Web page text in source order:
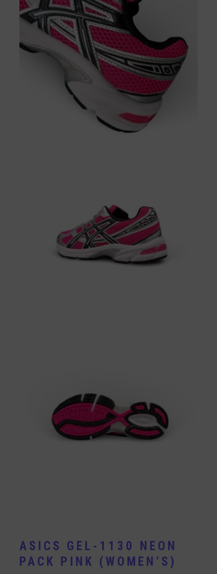
ASICS GEL-1130 NEON
PACK PINK (WOMEN’S)